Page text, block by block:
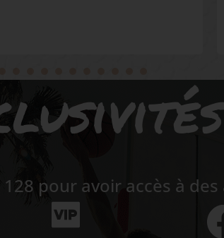
pour avoir accès à